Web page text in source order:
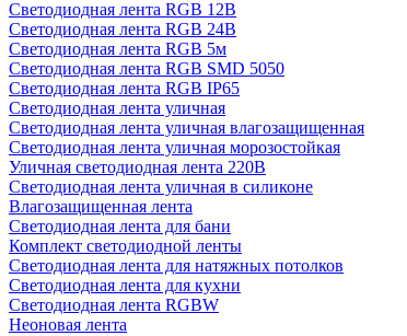
Светодиодная лента RGB 12В
Светодиодная лента RGB 24В
Светодиодная лента RGB 5м
Светодиодная лента RGB SMD 5050
Светодиодная лента RGB IP65
Светодиодная лента уличная
Светодиодная лента уличная влагозащищенная
Светодиодная лента уличная морозостойкая
Уличная светодиодная лента 220В
Светодиодная лента уличная в силиконе
Влагозащищенная лента
Светодиодная лента для бани
Комплект светодиодной ленты
Светодиодная лента для натяжных потолков
Светодиодная лента для кухни
Светодиодная лента RGBW
Неоновая лента